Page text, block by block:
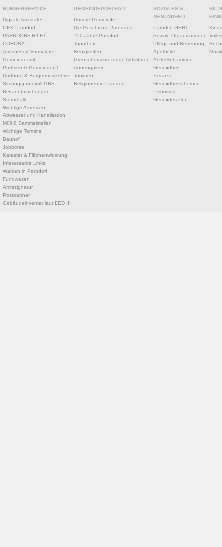
BÜRGERSERVICE
Digitale Amtstafel
ÖEK Parndorf
PARNDORF HILFT
CORONA
Amtshelfer/ Formulare
Gemeindeamt
Parteien & Gemeinderat
Dorfbote & Bürgermeisterbrief
Sitzungsprotokoll GRS
Bekanntmachungen
Sterbefälle
Wichtige Adressen
Abwasser und Kanalisation
Müll & Sammelstellen
Wichtige Termine
Bauhof
Jobbörse
Kataster & Flächenwidmung
Interessante Links
Wahlen in Parndorf
Fundwesen
Amtssignatur
Postpartner
Gebäudeinventar laut EED III
GEMEINDEPORTRAIT
Unsere Gemeinde
Die Geschichte Parndorfs
750 Jahre Parndorf
Topothek
Neuigkeiten
Grenzüberschreitende Aktivitäten
Ahnengalerie
Jubiläen
Religionen in Parndorf
SOZIALES &
GESUNDHEIT
Parndorf GEHT
Soziale Organisationen
Pflege und Betreuung
Apotheke
Ärzte/Hebammen
Gesundheit
Tierärzte
Gesundheitsthemen
Leihomas
Gesundes Dorf